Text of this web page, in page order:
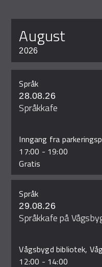
august
2026
Språk
28.08.26
Språkkafe
Inngang fra
17:00 - 19:00
Gratis
Språk
29.08.26
Språkkafe på
Vågsbygd bibliotek,
12:00 - 14:00